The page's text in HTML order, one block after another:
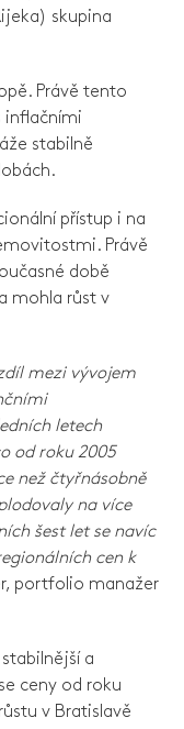
skupina
Právě tento
inflačními
stabilně
přístup i na
Právě
době
mohla růst v
mezi vývojem
letech
od roku 2005
než čtyřnásobně
na více
šest let se navíc
cen k
portfolio manažer
a
ceny od roku
v Bratislavě